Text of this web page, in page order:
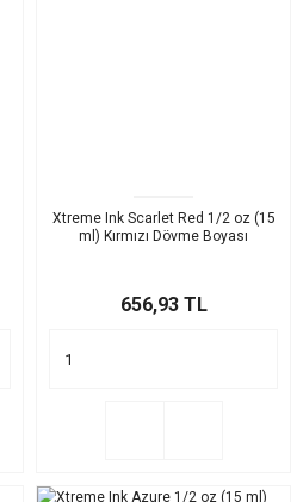
Xtreme Ink Scarlet Red 1/2 oz (15
ml) Kırmızı Dövme Boyası
656,93 TL